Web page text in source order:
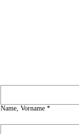
Name, Vorname *